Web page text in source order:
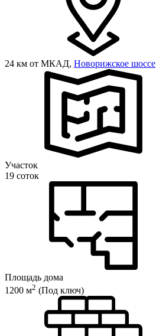
24 км от МКАД, Новорижское шоссе
Участок
19 соток
Площадь дома
1200 м2 (Под ключ)